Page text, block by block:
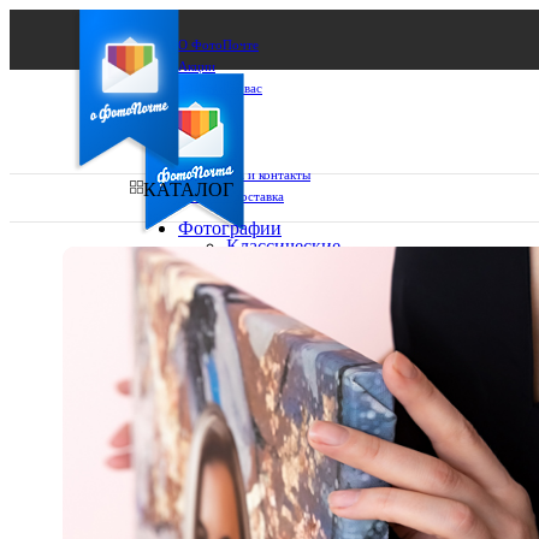
О ФотоПочте
Акции
Сделаем за вас
Бизнесу
FAQ
Франшиза
Поддержка и контакты
Оплата и доставка
Ваш город:
Ваш регион доставки
Выберите из списка:
КАТАЛОГ
Фотографии
Классические
10х15
13х18
15х15
15х20
20х20
20х30
30х30
30х40
А4
Фото